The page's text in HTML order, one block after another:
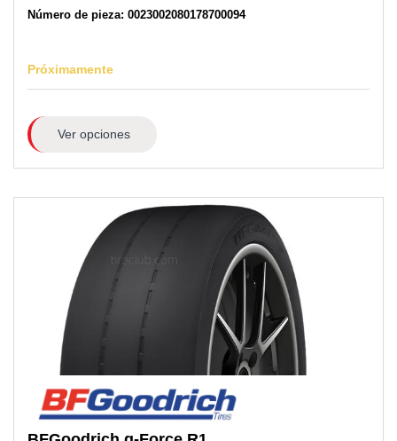
Número de pieza: 0023002080178700094
Próximamente
Ver opciones